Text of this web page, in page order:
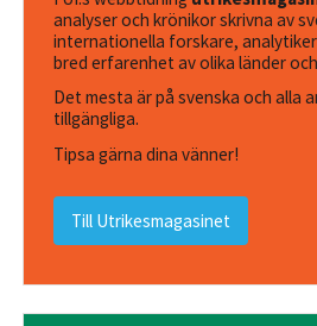
analyser och krönikor skrivna av
internationella forskare,
bred erfarenhet av olika länder
Det mesta är på svenska och alla
tillgängliga.
Tipsa gärna dina vänner!
Till Utrikesmagasinet